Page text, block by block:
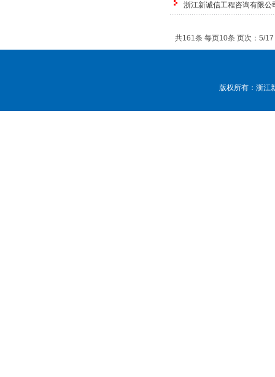
浙江新诚信工程咨询有限公
共161条 每页10条 页次：5/17
版权所有：浙江